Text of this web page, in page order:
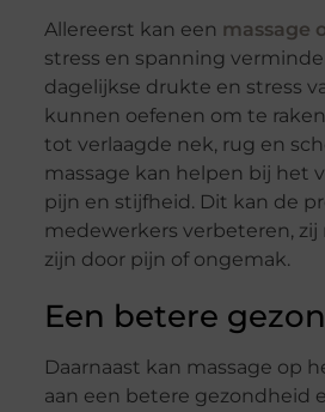
Allereerst kan een massage
stress en spanning
dagelijkse drukte en stress
kunnen oefenen om te
tot verlaagde nek, rug en
massage kan helpen bij het
pijn en stijfheid. Dit kan de
medewerkers verbeteren, zij
zijn door pijn of ongemak.
Een betere
Daarnaast kan massage op
aan een betere gezondheid